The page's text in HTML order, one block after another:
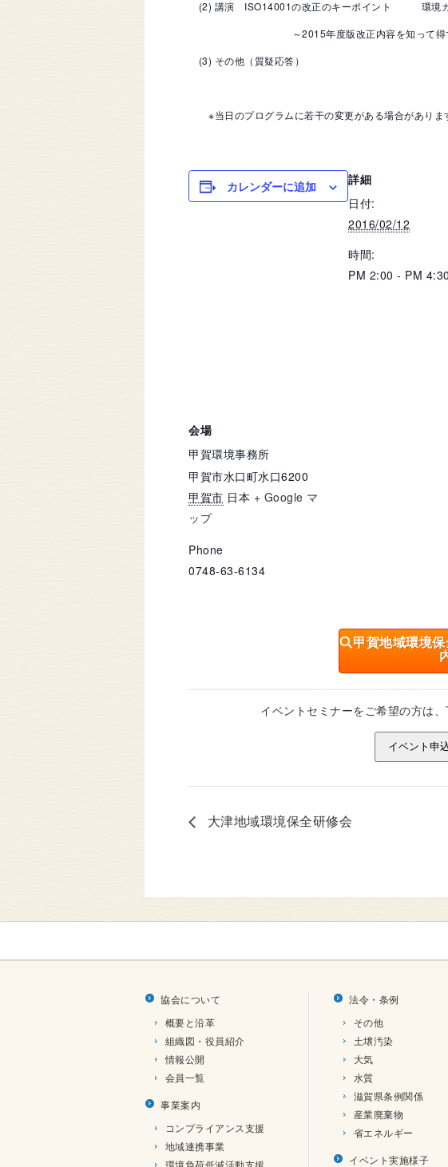
(2) 講演 ISO14001の改正のキーポイント 環境カ
～2015年度版改正内容を知って得す
(3) その他（質疑応答）
※当日のプログラムに若干の変更がある場合がありま
カレンダーに追加
詳細
日付:
2016/02/12
時間:
PM 2:00 - PM 4:30
会場
甲賀環境事務所
甲賀市水口町水口6200
甲賀市 日本 + Google マ
ップ
Phone
0748-63-6134
甲賀地域環境
イベントセミナーをご希望の方は
イベント申
大津地域環境保全研修会
協会について
概要と沿革
組織図・役員紹介
情報公開
会員一覧
事業案内
コンプライアンス支援
地域連携事業
法令・条例
その他
土壌汚染
大気
水質
滋賀県条例関係
産業廃棄物
省エネルギー
イベント実施様子